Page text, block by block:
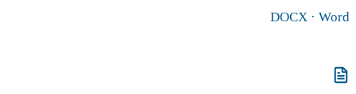
DOCX · Word